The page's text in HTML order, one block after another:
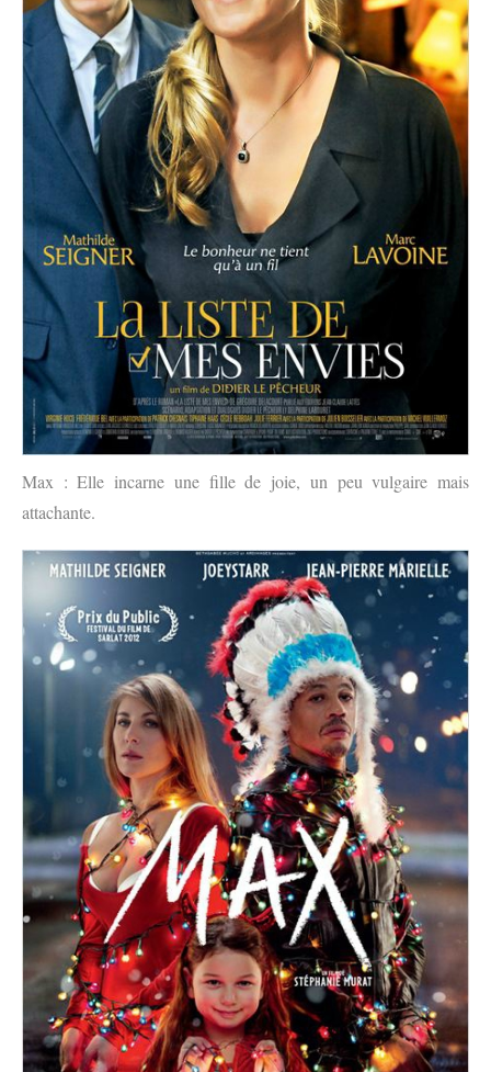
Max : Elle incarne une fille de joie, un peu vulgaire mais
attachante.